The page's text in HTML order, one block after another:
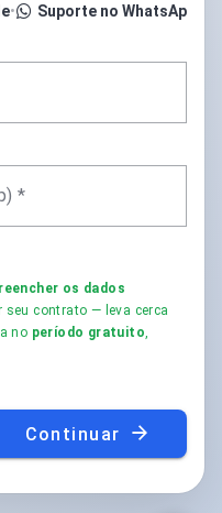
• Suporte no WhatsApp
*
os dados
seu contrato — leva cerca
no período gratuito,
Continuar